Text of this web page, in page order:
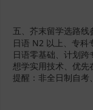
五、芥末留学选路线
日语 N2 以上、专科
日语零基础、计划跨
想学实用技术、优先
提醒：非全日制自考